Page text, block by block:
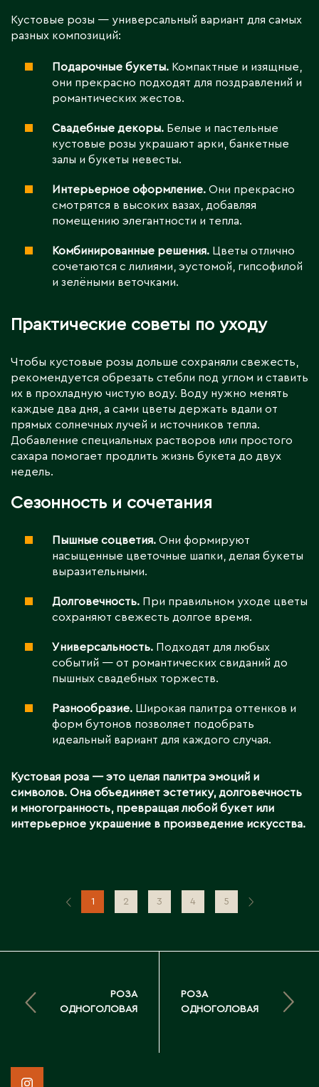
Кустовые розы — универсальный вариант для самых
разных композиций:
Подарочные букеты. Компактные и изящные,
они прекрасно подходят для поздравлений и
романтических жестов.
Свадебные декоры. Белые и пастельные
кустовые розы украшают арки, банкетные
залы и букеты невесты.
Интерьерное оформление. Они прекрасно
смотрятся в высоких вазах, добавляя
помещению элегантности и тепла.
Комбинированные решения. Цветы отлично
сочетаются с лилиями, эустомой, гипсофилой
и зелёными веточками.
Практические советы по уходу
Чтобы кустовые розы дольше сохраняли свежесть,
рекомендуется обрезать стебли под углом и ставить
их в прохладную чистую воду. Воду нужно менять
каждые два дня, а сами цветы держать вдали от
прямых солнечных лучей и источников тепла.
Добавление специальных растворов или простого
сахара помогает продлить жизнь букета до двух
недель.
Сезонность и сочетания
Пышные соцветия. Они формируют
насыщенные цветочные шапки, делая букеты
выразительными.
Долговечность. При правильном уходе цветы
сохраняют свежесть долгое время.
Универсальность. Подходят для любых
событий — от романтических свиданий до
пышных свадебных торжеств.
Разнообразие. Широкая палитра оттенков и
форм бутонов позволяет подобрать
идеальный вариант для каждого случая.
Кустовая роза — это целая палитра эмоций и
символов. Она объединяет эстетику, долговечность
и многогранность, превращая любой букет или
интерьерное украшение в произведение искусства.
1 2 3 4 5
РОЗА
ОДНОГОЛОВАЯ
РОЗА
ОДНОГОЛОВАЯ